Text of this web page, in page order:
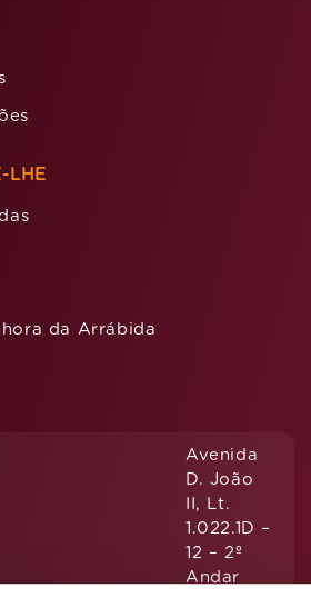
LHE
da Arrábida
Avenida
D. João
II, Lt.
1.022.1D –
12 – 2º
Andar